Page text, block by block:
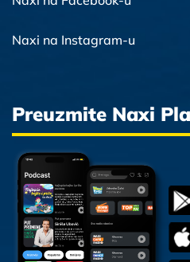
Naxi na Instagram-u
Preuzmite Naxi